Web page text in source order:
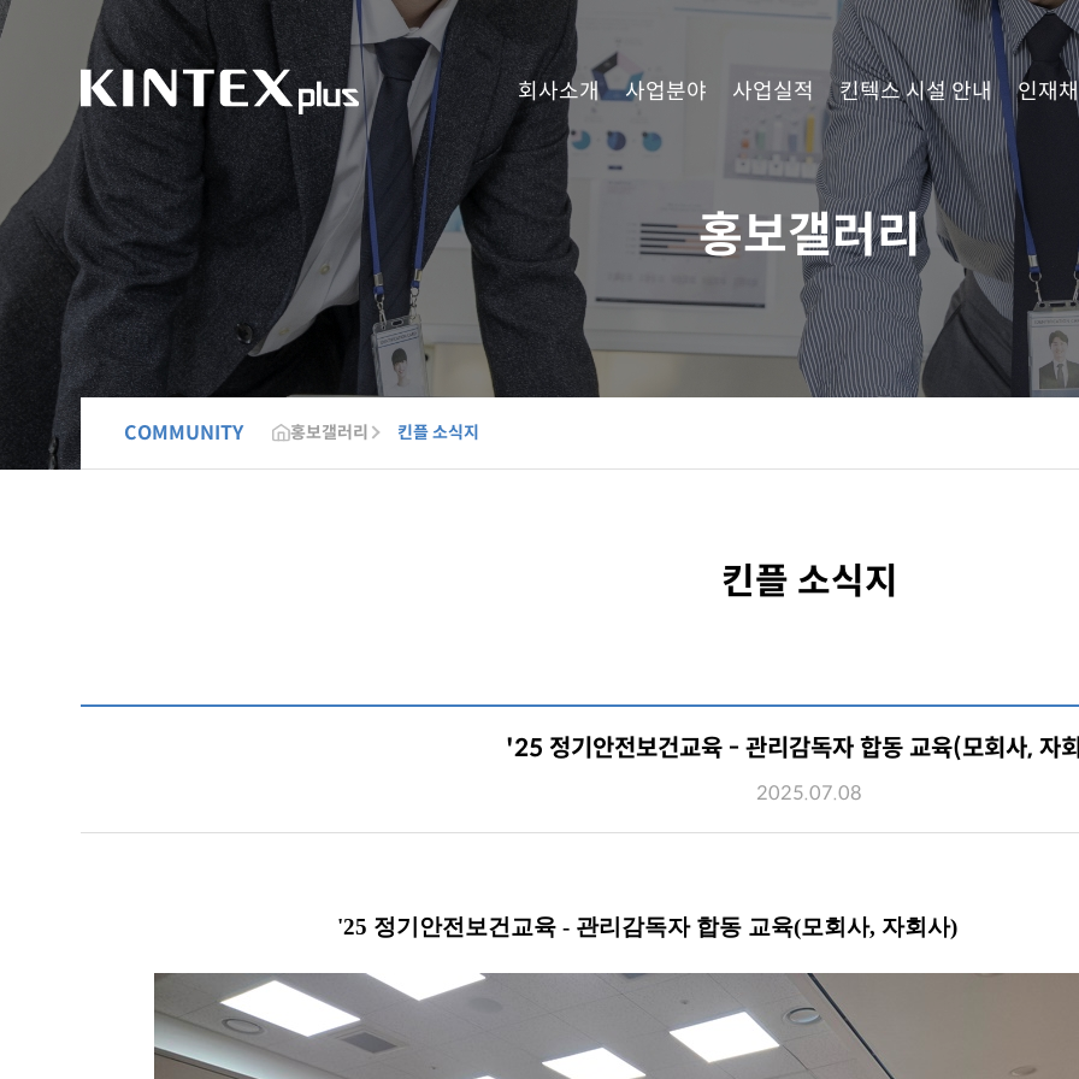
회사소개 사업분야 사업실적 킨텍스 시설 안내 인재
홍보갤러리
COMMUNITY 홍보갤러리 킨플 소식지
킨플 소식지
'25 정기안전보건교육 - 관리감독자 합동 교육(모회사, 자
2025.07.08
'25 정기안전보건교육 - 관리감독자 합동 교육(모회사, 자회사)